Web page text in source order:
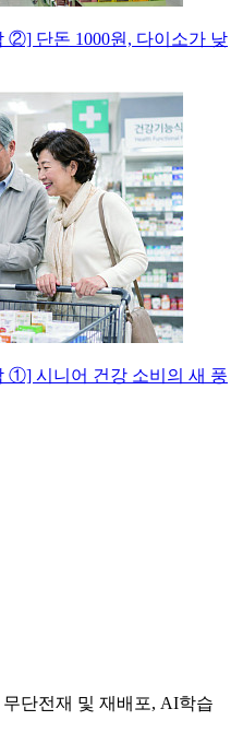
②] 단돈 1000원, 다이소가 낮
①] 시니어 건강 소비의 새 풍
단전재 및 재배포, AI학습